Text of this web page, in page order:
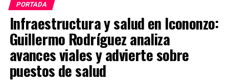
PORTADA
Infraestructura y salud en Icononzo:
Guillermo Rodríguez analiza
avances viales y advierte sobre
puestos de salud